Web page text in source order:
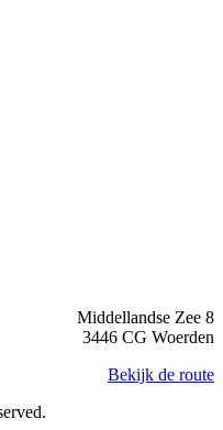
Middellandse Zee 8
3446 CG Woerden
Bekijk de route